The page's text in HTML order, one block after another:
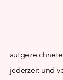
jederzeit und